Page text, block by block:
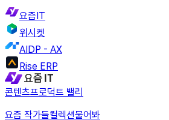
요즘IT
위시켓
AIDP - AX
Rise ERP
콘텐츠프로덕트 밸리
요즘 작가들컬렉션물어봐